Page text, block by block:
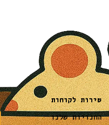
שירות לקוחות
החנויות שלנו